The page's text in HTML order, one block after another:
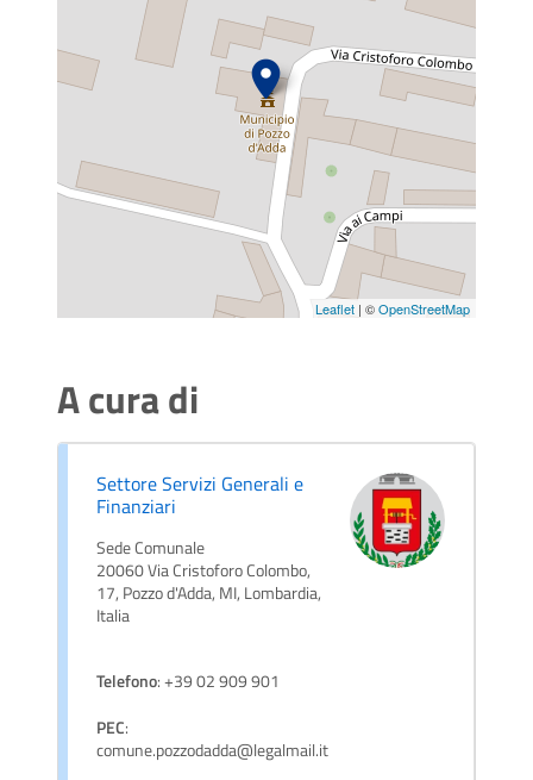
Leaflet | ©OpenStreetMap
A cura di
Settore Servizi Generali e
Finanziari
Sede Comunale
20060 Via Cristoforo Colombo,
17, Pozzo d'Adda, MI, Lombardia,
Italia
Telefono: +39 02 909 901
PEC:
comune.pozzodadda@legalmail.it